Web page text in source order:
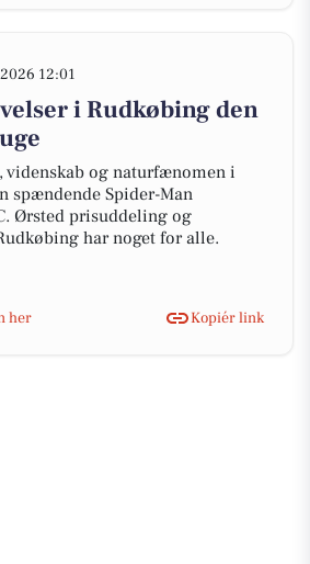
12:01
i Rudkøbing den
videnskab og naturfænomen i
spændende Spider-Man
Ørsted prisuddeling og
har noget for alle.
her
Kopiér link